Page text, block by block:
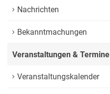
Nachrichten
Bekanntmachungen
Veranstaltungen & Termine
Veranstaltungskalender